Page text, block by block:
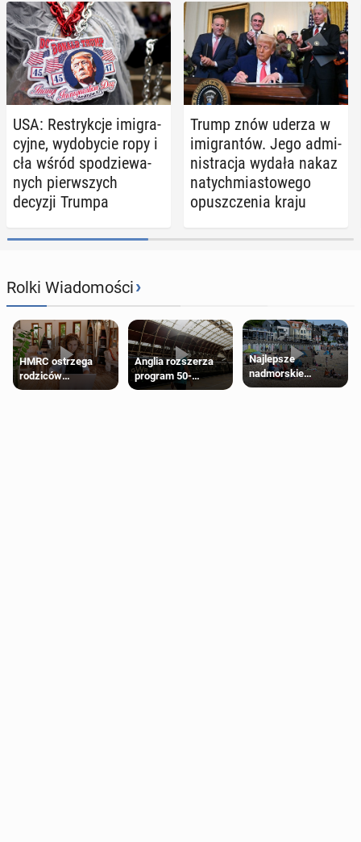
USA: Re­stryk­cje imi­gra­
cyj­ne, wy­do­by­cie ropy i
cła wśród spo­dzie­wa­
nych pierw­szych
decyzji Trumpa
Trump znów uderza w
imi­gran­tów. Jego ad­mi­
ni­stra­cja wydała nakaz
na­tych­mia­sto­we­go
opusz­cze­nia kraju
Rolki Wiadomości›
HMRC ostrzega
rodziców
pobierających Child
Anglia rozszerza
program 50-
procentowych
Najlepsze
nadmorskie
miasteczko blisko